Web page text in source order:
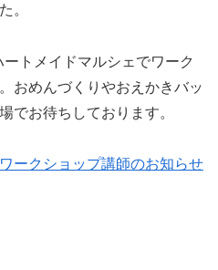
。
トメイドマルシェでワーク
おめんづくりやおえかきバッ
でお待ちしております。
ークショップ講師のお知らせ